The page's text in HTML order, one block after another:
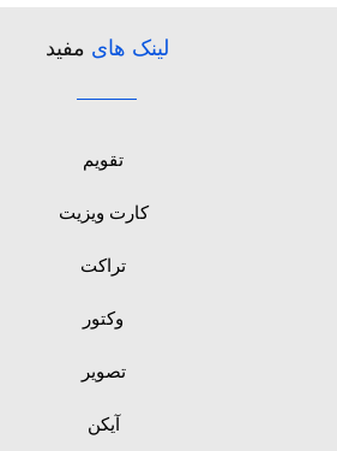
لینک های مفید
تقویم
کارت ویزیت
تراکت
وکتور
تصویر
آیکن